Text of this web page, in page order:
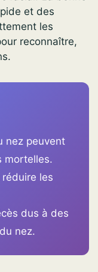
et des
les
reconnaître,
nez peuvent
mortelles.
les
dus à des
nez.